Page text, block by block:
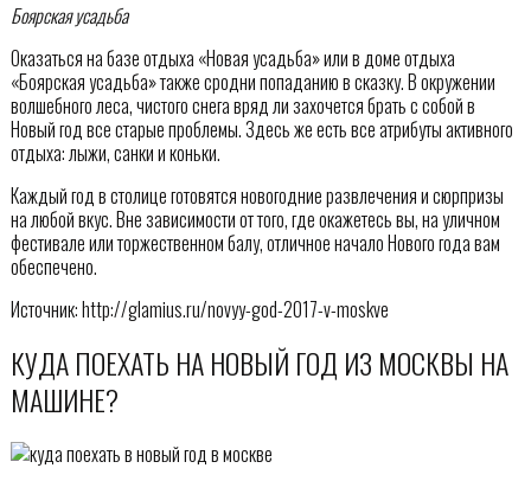
Боярская усадьба
Оказаться на базе отдыха «Новая усадьба» или в доме отдыха
«Боярская усадьба» также сродни попаданию в сказку. В окружении
волшебного леса, чистого снега вряд ли захочется брать с собой в
Новый год все старые проблемы. Здесь же есть все атрибуты активного
отдыха: лыжи, санки и коньки.
Каждый год в столице готовятся новогодние развлечения и сюрпризы
на любой вкус. Вне зависимости от того, где окажетесь вы, на уличном
фестивале или торжественном балу, отличное начало Нового года вам
обеспечено.
Источник: http://glamius.ru/novyy-god-2017-v-moskve
КУДА ПОЕХАТЬ НА НОВЫЙ ГОД ИЗ МОСКВЫ НА
МАШИНЕ?